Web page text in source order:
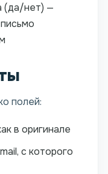
(да/нет) —
полей:
в оригинале
с которого